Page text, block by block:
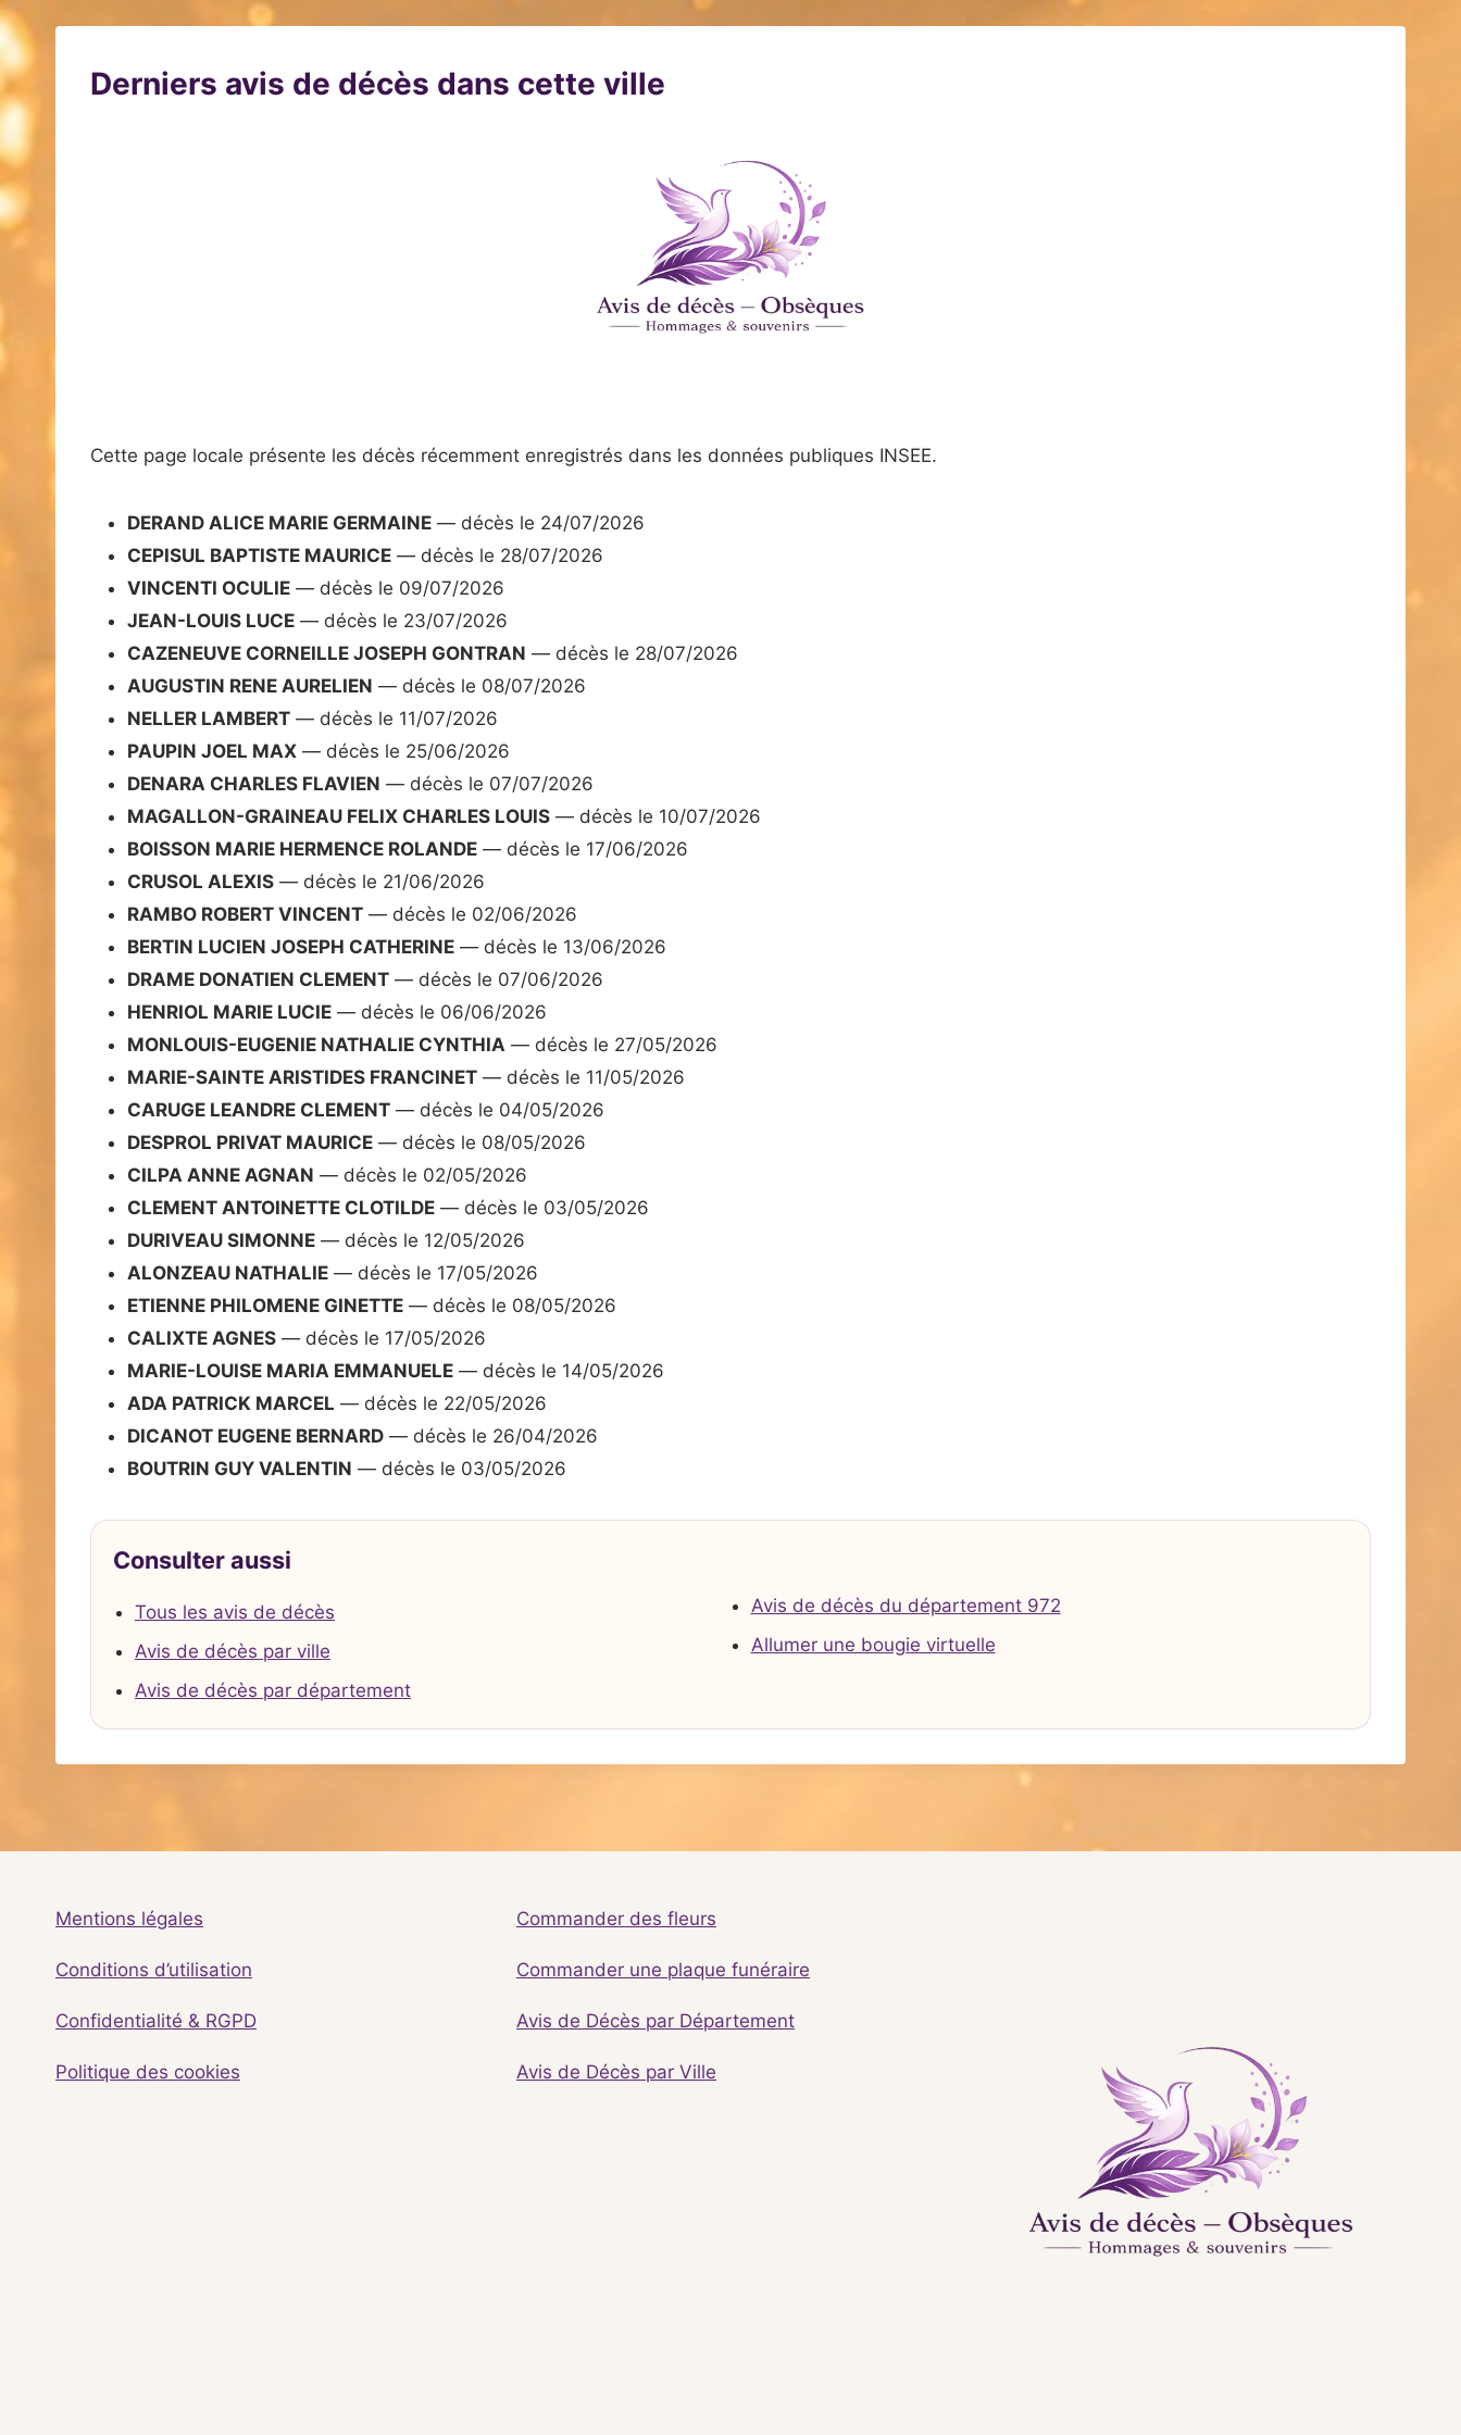
Derniers avis de décès dans cette ville
Cette page locale présente les décès récemment enregistrés dans les données publiques INSEE.
DERAND ALICE MARIE GERMAINE — décès le 24/07/2026
CEPISUL BAPTISTE MAURICE — décès le 28/07/2026
VINCENTI OCULIE — décès le 09/07/2026
JEAN-LOUIS LUCE — décès le 23/07/2026
CAZENEUVE CORNEILLE JOSEPH GONTRAN — décès le 28/07/2026
AUGUSTIN RENE AURELIEN — décès le 08/07/2026
NELLER LAMBERT — décès le 11/07/2026
PAUPIN JOEL MAX — décès le 25/06/2026
DENARA CHARLES FLAVIEN — décès le 07/07/2026
MAGALLON-GRAINEAU FELIX CHARLES LOUIS — décès le 10/07/2026
BOISSON MARIE HERMENCE ROLANDE — décès le 17/06/2026
CRUSOL ALEXIS — décès le 21/06/2026
RAMBO ROBERT VINCENT — décès le 02/06/2026
BERTIN LUCIEN JOSEPH CATHERINE — décès le 13/06/2026
DRAME DONATIEN CLEMENT — décès le 07/06/2026
HENRIOL MARIE LUCIE — décès le 06/06/2026
MONLOUIS-EUGENIE NATHALIE CYNTHIA — décès le 27/05/2026
MARIE-SAINTE ARISTIDES FRANCINET — décès le 11/05/2026
CARUGE LEANDRE CLEMENT — décès le 04/05/2026
DESPROL PRIVAT MAURICE — décès le 08/05/2026
CILPA ANNE AGNAN — décès le 02/05/2026
CLEMENT ANTOINETTE CLOTILDE — décès le 03/05/2026
DURIVEAU SIMONNE — décès le 12/05/2026
ALONZEAU NATHALIE — décès le 17/05/2026
ETIENNE PHILOMENE GINETTE — décès le 08/05/2026
CALIXTE AGNES — décès le 17/05/2026
MARIE-LOUISE MARIA EMMANUELE — décès le 14/05/2026
ADA PATRICK MARCEL — décès le 22/05/2026
DICANOT EUGENE BERNARD — décès le 26/04/2026
BOUTRIN GUY VALENTIN — décès le 03/05/2026
Consulter aussi
Tous les avis de décès
Avis de décès par ville
Avis de décès par département
Avis de décès du département 972
Allumer une bougie virtuelle
Mentions légales
Conditions d’utilisation
Confidentialité & RGPD
Politique des cookies
Commander des fleurs
Commander une plaque funéraire
Avis de Décès par Département
Avis de Décès par Ville